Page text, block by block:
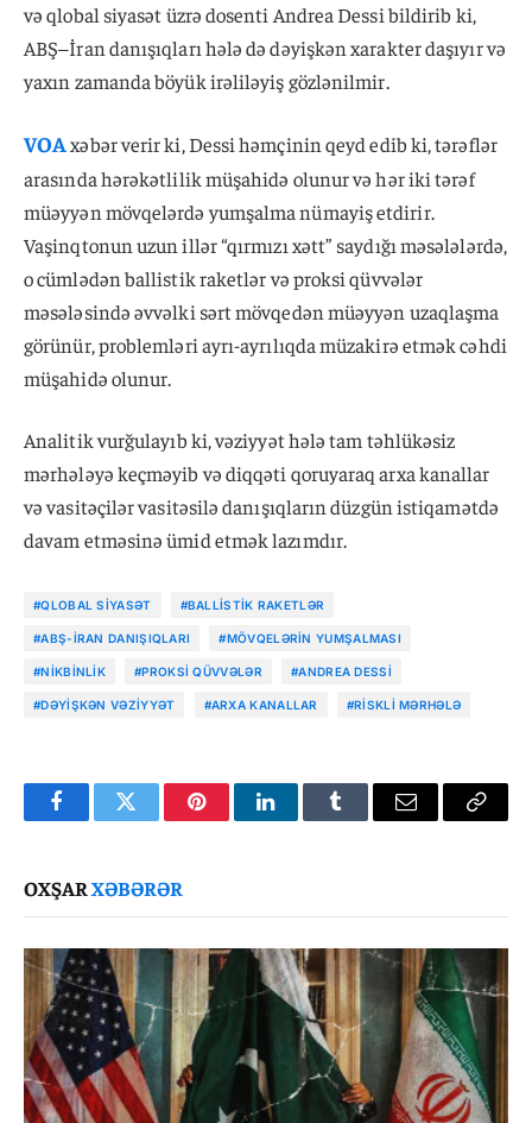
və qlobal siyasət üzrə dosenti Andrea Dessi bildirib ki,
ABŞ–İran danışıqları hələ də dəyişkən xarakter daşıyır və
yaxın zamanda böyük irəliləyiş gözlənilmir.
VOAxəbər verir ki, Dessi həmçinin qeyd edib ki, tərəflər
arasında hərəkətlilik müşahidə olunur və hər iki tərəf
müəyyən mövqelərdə yumşalma nümayiş etdirir.
Vaşinqtonun uzun illər “qırmızı xətt” saydığı məsələlərdə,
o cümlədən ballistik raketlər və proksi qüvvələr
məsələsində əvvəlki sərt mövqedən müəyyən uzaqlaşma
görünür, problemləri ayrı-ayrılıqda müzakirə etmək cəhdi
müşahidə olunur.
Analitik vurğulayıb ki, vəziyyət hələ tam təhlükəsiz
mərhələyə keçməyib və diqqəti qoruyaraq arxa kanallar
və vasitəçilər vasitəsilə danışıqların düzgün istiqamətdə
davam etməsinə ümid etmək lazımdır.
#QLOBAL SIYASƏT #BALLISTIK RAKETLƏR
#ABŞ-İRAN DANIŞIQLARI #MÖVQELƏRIN YUMŞALMASI
#NIKBINLIK #PROKSI QÜVVƏLƏR #ANDREA DESSI
#DƏYIŞKƏN VƏZIYYƏT #ARXA KANALLAR #RISKLI MƏRHƏLƏ
FacebookTwitter PinterestLinkedInTumblr Email
Copy
OXŞARXƏBƏRƏR